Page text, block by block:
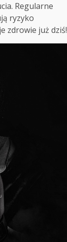
Regularne
ryzyko
zdrowie już dziś!